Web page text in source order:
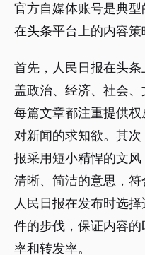
官方自媒体账号是典型
在头条平台上的内容策
首先，人民日报在头
盖政治、经济、社会
每篇文章都注重提供
对新闻的求知欲。其
报采用短小精悍的文
清晰、简洁的意思，符
人民日报在发布时选
件的步伐，保证内容
率和转发率。